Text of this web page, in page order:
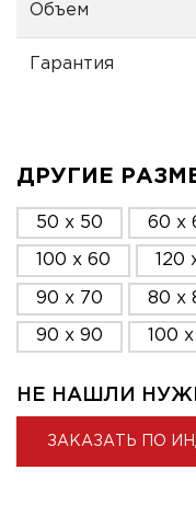
Объем
Гарантия
ДРУГИЕ
50 x 50 60 x
100 x 60 120
90 x 70 80 x
90 x 90 100
НЕ НАШЛИ
ЗАКАЗАТЬ ПО